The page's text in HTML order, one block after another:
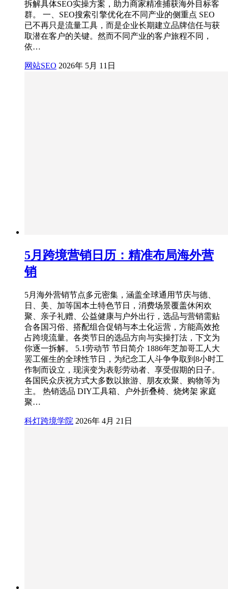
拆解具体SEO实操方案，助力商家精准捕获海外目标客
群。 一、SEO搜索引擎优化在不同产业的侧重点 SEO
已不再只是流量工具，而是企业长期建立品牌信任与获
取潜在客户的关键。然而不同产业的客户旅程不同，
依…
网站SEO 2026年 5月 11日
5月跨境营销日历：精准布局海外营
销
5月海外营销节点多元密集，涵盖全球通用节庆与德、
日、美、加等国本土特色节日，消费场景覆盖休闲欢
聚、亲子礼赠、公益健康与户外出行，选品与营销需贴
合各国习俗、搭配组合促销与本土化运营，方能高效抢
占跨境流量。各类节日的选品方向与实操打法，下文为
你逐一拆解。 5.1劳动节 节日简介 1886年芝加哥工人大
罢工催生的全球性节日，为纪念工人斗争争取到8小时工
作制而设立，现演变为表彰劳动者、享受假期的日子。
各国民众庆祝方式大多数以旅游、朋友欢聚、购物等为
主。 热销选品 DIY工具箱、户外折叠椅、烧烤架 家庭
聚…
科灯跨境学院 2026年 4月 21日